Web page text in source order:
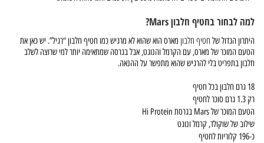
למה לבחור בחטיף חלבון Mars?
היתרון הגדול של חטיף חלבון מארס הוא שהוא לא מרגיש כמו חטיף חלבון “רגיל”. יש כאן את
הטעם המוכר של מארס, עם הקרמל והנוגט, אבל בגרסה שמתאימה יותר למי שרוצה לשלב
חלבון בתפריט בלי להרגיש שהוא מתפשר על ההנאה.
18 גרם חלבון בכל חטיף
רק 1.3 גרם סוכר לחטיף
הטעם המוכר של Mars בגרסת Hi Protein
שילוב של שוקולד, קרמל ונוגט
כ-196 קלוריות לחטיף